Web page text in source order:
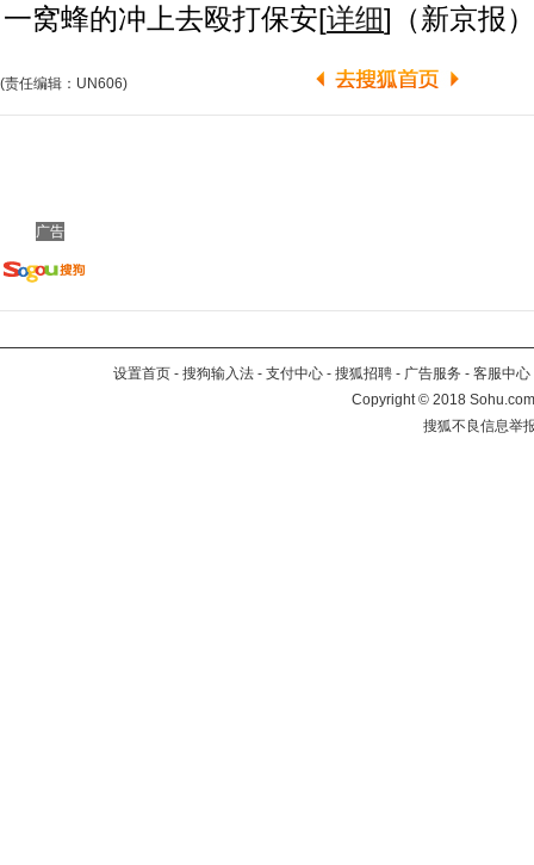
一窝蜂的冲上去殴打保安[详细]（新京报）
(责任编辑：UN606)
广告
设置首页 - 搜狗输入法 - 支付中心 - 搜狐招聘 - 广告服务 - 客服中心
Copyright©2018
搜狐不良信息举